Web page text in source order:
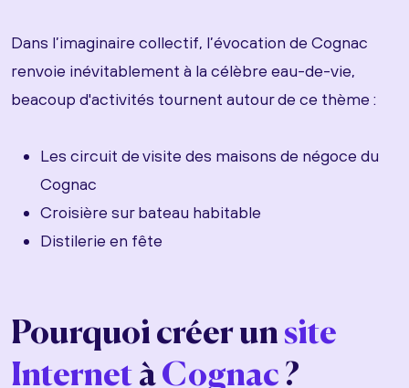
Dans l’imaginaire collectif, l’évocation de Cognac
renvoie inévitablement à la célèbre eau-de-vie,
beacoup d'activités tournent autour de ce thème :
Les circuit de visite des maisons de négoce du
Cognac
Croisière sur bateau habitable
Distilerie en fête
Pourquoi créer unsite
Internet àCognac ?